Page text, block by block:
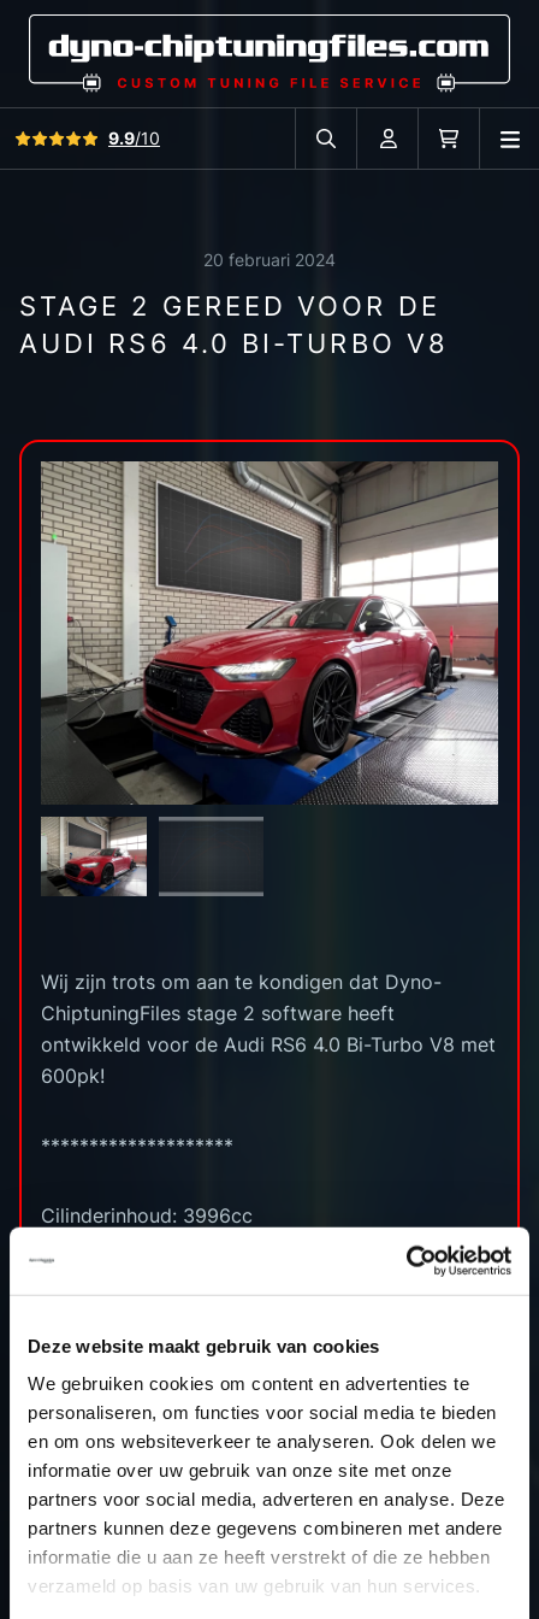
Deze website maakt gebruik van cookies
We gebruiken cookies om content en advertenties te
personaliseren, om functies voor social media te bieden
en om ons websiteverkeer te analyseren. Ook delen we
informatie over uw gebruik van onze site met onze
partners voor social media, adverteren en analyse. Deze
partners kunnen deze gegevens combineren met andere
informatie die u aan ze heeft verstrekt of die ze hebben
verzameld op basis van uw gebruik van hun services.
Bekijk alle reviews
9.9/10
Zoek in autodatabase
Account
20 februari 2024
STAGE 2 GEREED VOOR DE
AUDI RS6 4.0 BI-TURBO V8
Wij zijn trots om aan te kondigen dat Dyno-
ChiptuningFiles stage 2 software heeft
ontwikkeld voor de Audi RS6 4.0 Bi-Turbo V8 met
600pk!
********************
Cilinderinhoud: 3996cc
Stage 1 vermogen: 805pk
Standaard koppel: 800nm
Stage 1 koppel: 1140nm
ECU: Bosch MG1CS008
Uitleesmethode: Autotuner OBD
Modificaties: OPF off + Decat off, Eventuri inlaat
& Akrapovic einddemper